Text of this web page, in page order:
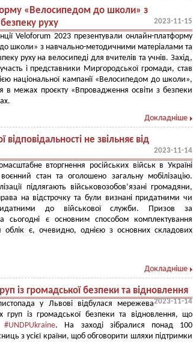
«Велосипедом до школи» з
руху
2023-11-15
Veloforum 2023 презентували онлайн-платформу
школи» з навчально-методичними матеріалами та
руху на велосипеді для вчителів та учнів. Захід,
і представники Миргородської громади, став
національної кампанії «Велосипедом до школи»,
в межах проєкту «Впровадження освіти з безпеки
Докладніше
не звільняє від
2023-11-14
вторгнення російських військ в Україні
стан та оголошено загальну мобілізацію.
підлягають військовозобов’язані громадяни,
на відстрочку та були визнані придатними чи
до військової служби. Призов за
сьогодні є основним способом комплектування
є, очевидно, однією з основних складових
Докладніше
із громадської безпеки та відновлення
2023-11-14
у Львові відбулася мережева
груп із громадської безпеки та відновлення, що
#UNDPUkraine. На заході зібралися понад 100
з усієї країни, щоб обговорити шляхи підтримки